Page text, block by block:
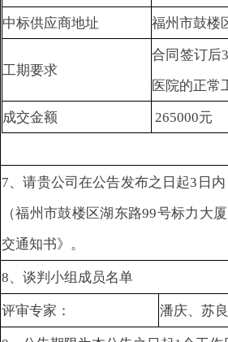
中标供应商地址 福州市鼓楼
工期要求
合同签订后
医院的正常
成交金额 265000元
7、请贵公司在公告发布之日起3日
（福州市鼓楼区湖东路99号标力大
交通知书》。
8、谈判小组成员名单
评审专家： 潘庆、苏